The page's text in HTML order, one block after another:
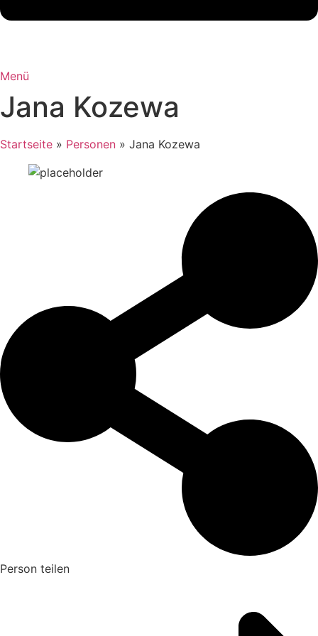
Menü
Jana Kozewa
Startseite » Personen » Jana Kozewa
Person teilen